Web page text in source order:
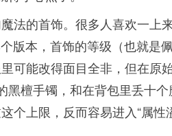
法的首饰。很多人喜欢一上
版本，首饰的等级（也就是
可能改得面目全非，但在原
黑檀手镯，和在背包里丢十
个上限，反而容易进入“属性